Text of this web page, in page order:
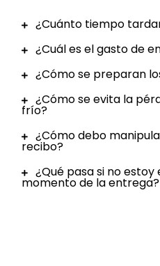
¿Cuánto tiempo
¿Cuál es el gasto de
¿Cómo se preparan
¿Cómo se evita la
frío?
¿Cómo debo
recibo?
¿Qué pasa si no
momento de la entrega?